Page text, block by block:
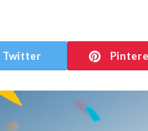
Twitter